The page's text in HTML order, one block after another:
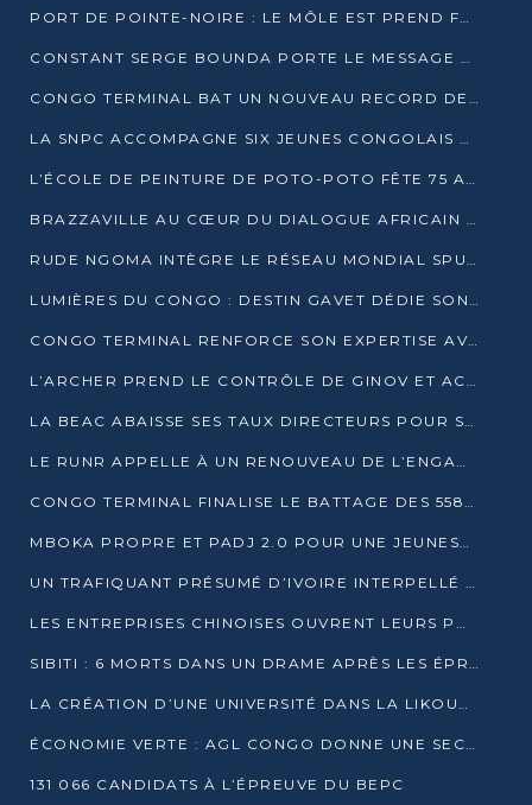
PORT DE POINTE-NOIRE : LE MÔLE EST PREND FORME ET VISE LES GÉANTS DES MERS
CONSTANT SERGE BOUNDA PORTE LE MESSAGE DE COMPASSION DE DENIS SASSOU NGUESSO EN IRAN
CONGO TERMINAL BAT UN NOUVEAU RECORD DE PRODUCTIVITÉ AU PORT DE POINTE-NOIRE
LA SNPC ACCOMPAGNE SIX JEUNES CONGOLAIS AUX OLYMPIADES PANAFRICAINES DE MATHÉMATIQUES
L’ÉCOLE DE PEINTURE DE POTO-POTO FÊTE 75 ANS AU SERVICE DE L’ART CONGOLAIS
BRAZZAVILLE AU CŒUR DU DIALOGUE AFRICAIN SUR LES OBJECTIFS DE DÉVELOPPEMENT DURABLE
RUDE NGOMA INTÈGRE LE RÉSEAU MONDIAL SPUTNIK PRO APRÈS UNE FORMATION À MOSCOU
LUMIÈRES DU CONGO : DESTIN GAVET DÉDIE SON PRIX À L’UNITÉ NATIONALE ET À LA JEUNESSE
CONGO TERMINAL RENFORCE SON EXPERTISE AVEC NEUF NOUVEAUX FORMATEURS EN ENGINS PORTUAIRES
L’ARCHER PREND LE CONTRÔLE DE GINOV ET ACCÉLÈRE SON VIRAGE NUMÉRIQUE
LA BEAC ABAISSE SES TAUX DIRECTEURS POUR SOUTENIR LA CROISSANCE EN ZONE CEMAC
LE RUNR APPELLE À UN RENOUVEAU DE L’ENGAGEMENT MILITANT
CONGO TERMINAL FINALISE LE BATTAGE DES 558 PIEUX DU FUTUR QUAI DU MÔLE EST
MBOKA PROPRE ET PADJ 2.0 POUR UNE JEUNESSE PLUS AUTONOME
UN TRAFIQUANT PRÉSUMÉ D’IVOIRE INTERPELLÉ À DOLISIE
LES ENTREPRISES CHINOISES OUVRENT LEURS PORTES AUX JEUNES DIPLÔMÉS
SIBITI : 6 MORTS DANS UN DRAME APRÈS LES ÉPREUVES DU BEPC
LA CRÉATION D’UNE UNIVERSITÉ DANS LA LIKOUALA AU CŒUR D’UNE RÉFLEXION NATIONALE
ÉCONOMIE VERTE : AGL CONGO DONNE UNE SECONDE VIE À SES DÉCHETS INDUSTRIELS
131 066 CANDIDATS À L’ÉPREUVE DU BEPC